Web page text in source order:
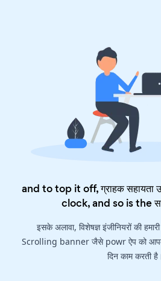
and to top it off, ग्राहक सहायता
clock, and so is the
इसके अलावा, विशेषज्ञ इंजीनियरों की
Scrolling banner जैसे powr ऐप को आपके
दिन काम करती है।